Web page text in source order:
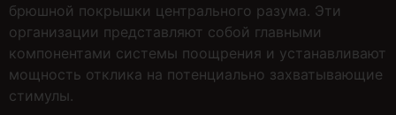
брюшной покрышки центрального разума. Эти
организации представляют собой главными
компонентами системы поощрения и устанавливают
мощность отклика на потенциально захватывающие
стимулы.